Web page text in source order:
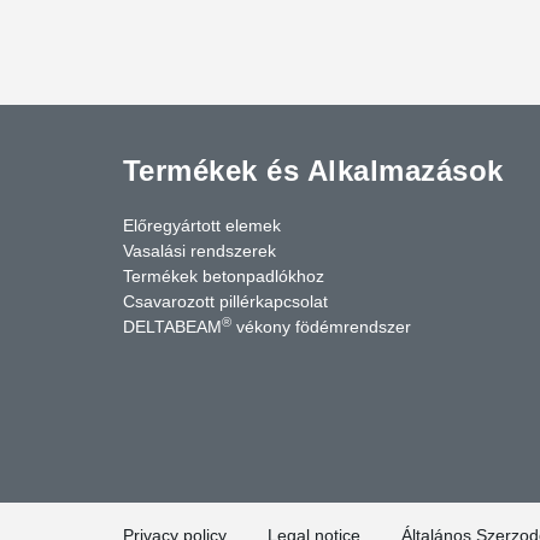
Termékek és Alkalmazások
Előregyártott elemek
Vasalási rendszerek
Termékek betonpadlókhoz
Csavarozott pillérkapcsolat
DELTABEAM® vékony födémrendszer
Privacy policy Legal notice Általános